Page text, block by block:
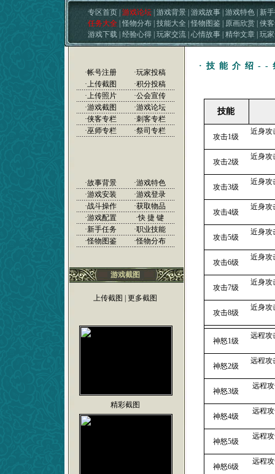
专区首页 |游戏论坛 |游戏背景 |游戏故事 |游戏特色
新
任务大全 |怪物分布 |技能大全 |怪物图鉴 原画欣赏 |侠
游戏下载 |经验心得 |玩家交流 |心情故事 |精华文章 |玩
·帐号注册 ·玩家投稿
·上传截图 ·积分投稿
·上传照片 ·公会宣传
·游戏截图 ·游戏论坛
·侠客专栏
·刺客专栏
·巫师专栏
·祭司专栏
·故事背景 ·游戏特色
·游戏安装 ·游戏登录
·战斗操作 ·获取物品
·游戏配置 ·快 捷 键
·新手任务 ·职业技能
·怪物图鉴 ·怪物分布
游戏截图
上传截图 |更多截图
精彩截图
·技能介绍--
技能
攻击1级
近身攻
攻击2级
近身攻
攻击3级
近身攻
攻击4级
近身攻
攻击5级
近身攻
攻击6级
近身攻
攻击7级
近身攻
攻击8级
近身攻
神怒1级
远程攻
神怒2级
远程攻
神怒3级
远程
神怒4级
远程
神怒5级
远程
神怒6级
远程